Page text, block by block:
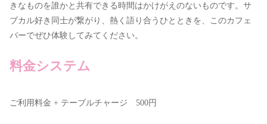
きなものを誰かと共有できる時間はかけがえのないものです。サ
ブカル好き同士が繋がり、熱く語り合うひとときを、このカフェ
バーでぜひ体験してみてください。
料金システム
ご利用料金 + テーブルチャージ 500円